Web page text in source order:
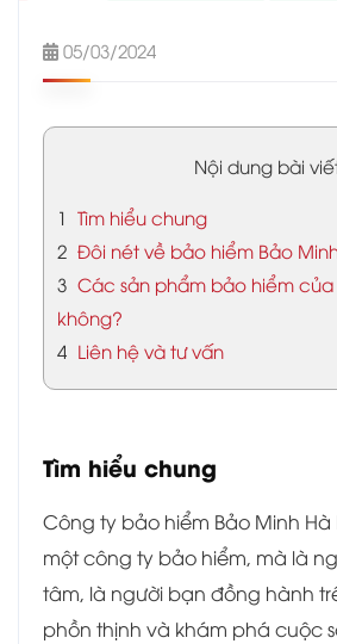
05/03/2024
Nội dung bài
1 Tìm hiểu chung
2 Đôi nét về bảo hiểm Bảo
3 Các sản phẩm bảo hiểm
không?
4 Liên hệ và tư vấn
Tìm hiểu chung
Công ty bảo hiểm Bảo Minh Hà
một công ty bảo hiểm, mà là
tâm, là người bạn đồng hành
phồn thịnh và khám phá cuộc